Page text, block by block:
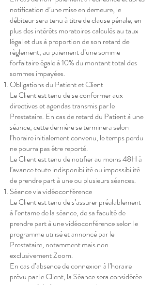
notification d’une mise en demeure, le
débiteur sera tenu à titre de clause pénale, en
plus des intérêts moratoires calculés au taux
légal et dus à proportion de son retard de
règlement, au paiement d’une somme
forfaitaire égale à 10% du montant total des
sommes impayées.
Obligations du Patient et Client
Le Client est tenu de se conformer aux
directives et agendas transmis par le
Prestataire. En cas de retard du Patient à une
séance, cette dernière se terminera selon
l’horaire initialement convenu, le temps perdu
ne pourra pas être reporté.
Le Client est tenu de notifier au moins 48H à
l’avance toute indisponibilité ou impossibilité
de prendre part à une ou plusieurs séances.
Séance via vidéoconférence
Le Client est tenu de s’assurer préalablement
à l’entame de la séance, de sa faculté de
prendre part à une vidéoconférence selon le
programme utilisé et annoncé par le
Prestataire, notamment mais non
exclusivement Zoom.
En cas d’absence de connexion à l’horaire
prévu par le Client, la Séance sera considérée